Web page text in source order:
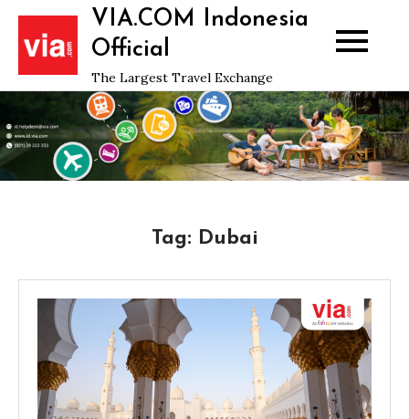
Skip
content
VIA.COM Indonesia
Official
The Largest Travel Exchange
Tag: Dubai